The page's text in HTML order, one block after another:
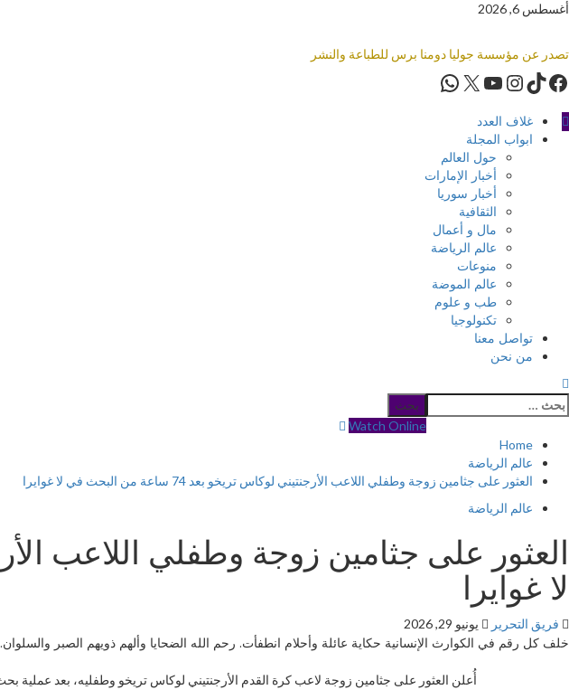
أغسطس 6, 2026
تصدر عن مؤسسة جوليا دومنا برس للطباعة والنشر
غلاف العدد
ابواب المجلة
حول العالم
أخبار الإمارات
أخبار سوريا
الثقافية
مال و أعمال
عالم الرياضة
منوعات
عالم الموضة
طب و علوم
تكنولوجيا
تواصل معنا
من نحن
Watch Online
Home
عالم الرياضة
العثور على جثامين زوجة وطفلي اللاعب الأرجنتيني لوكاس تريخو بعد 74 ساعة من البحث في لا غوايرا
عالم الرياضة
لا غوايرا
فريق التحرير يونيو 29, 2026
خلف كل رقم في الكوارث الإنسانية حكاية عائلة وأحلام انطفأت. رحم الله الضحايا وألهم ذويهم الصبر والسلوان.